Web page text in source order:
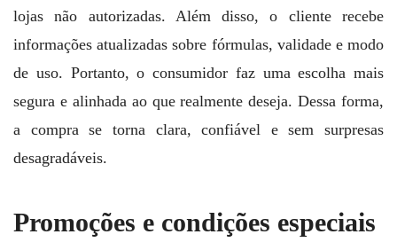
lojas não autorizadas. Além disso, o cliente recebe
informações atualizadas sobre fórmulas, validade e modo
de uso. Portanto, o consumidor faz uma escolha mais
segura e alinhada ao que realmente deseja. Dessa forma,
a compra se torna clara, confiável e sem surpresas
desagradáveis.
Promoções e condições especiais